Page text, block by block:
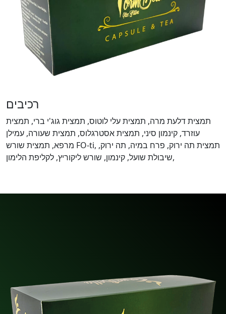
רכיבים
תמצית דלעת מרה, תמצית עלי לוטוס, תמצית גוג'י ברי, תמצית
עוזרד, קינמון סיני, תמצית אסטרגלוס, תמצית שעורה, עמילן
מרפא, תמצית שורש FO-ti, תמצית תה ירוק, פרח במיה, תה ירוק,
שיבולת שועל, קינמון, שורש ליקוריץ, לקליפת הלימון,